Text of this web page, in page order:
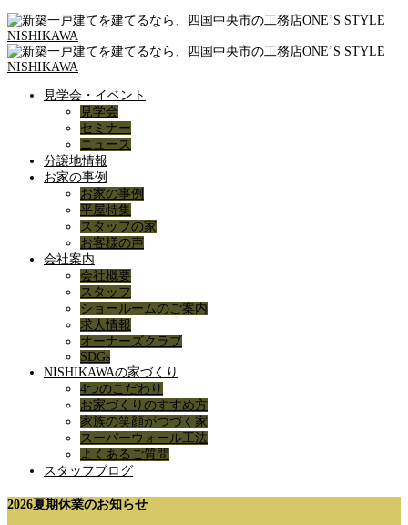
見学会・イベント
見学会
セミナー
ニュース
分譲地情報
お家の事例
お家の事例
平屋特集
スタッフの家
お客様の声
会社案内
会社概要
スタッフ
ショールームのご案内
求人情報
オーナーズクラブ
SDGs
NISHIKAWAの家づくり
4つのこだわり
お家づくりのすすめ方
家族の笑顔がつづく家
スーパーウォール工法
よくあるご質問
スタッフブログ
2026夏期休業のお知らせ